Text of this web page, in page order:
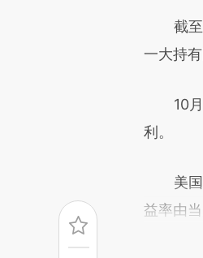
原文细
截至
一大持有
10月
利。
美国财
益率由